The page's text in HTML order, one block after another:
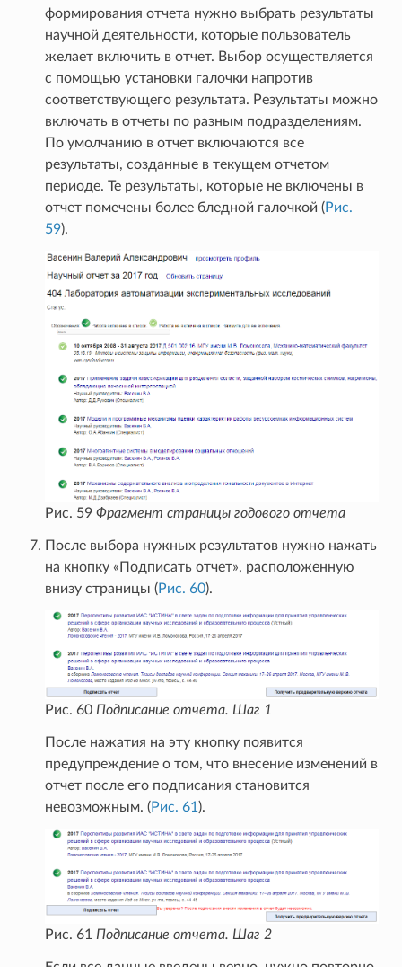
формирования отчета нужно выбрать результаты
научной деятельности, которые пользователь
желает включить в отчет. Выбор осуществляется
с помощью установки галочки напротив
соответствующего результата. Результаты можно
включать в отчеты по разным подразделениям.
По умолчанию в отчет включаются все
результаты, созданные в текущем отчетом
периоде. Те результаты, которые не включены в
отчет помечены более бледной галочкой (Рис.
59).
Рис. 59 Фрагмент страницы годового отчета
После выбора нужных результатов нужно нажать
на кнопку «Подписать отчет», расположенную
внизу страницы (Рис. 60).
Рис. 60 Подписание отчета. Шаг 1
После нажатия на эту кнопку появится
предупреждение о том, что внесение изменений в
отчет после его подписания становится
невозможным. (Рис. 61).
Рис. 61 Подписание отчета. Шаг 2